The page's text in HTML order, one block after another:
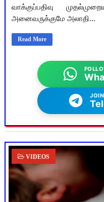
வாக்குப்பதிவு
அனைவருக்குமே அலாதி...
Read More
VIDEOS